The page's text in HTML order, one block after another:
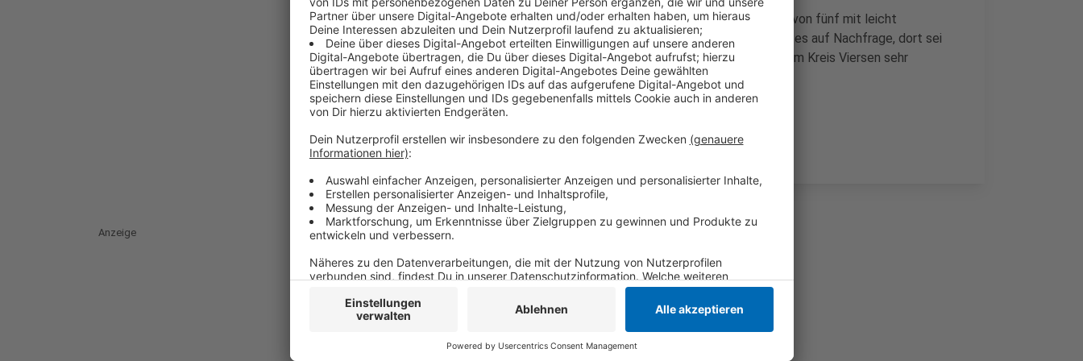
Hier kam es laut Polizei zu acht witterungsbedingten Unfällen, davon fünf mit leicht
verletzten Unfallbeteiligten. Von der Polizei im Kreis Viersen hieß es auf Nachfrage, dort sei
ein Radfahrer verunfallt; ansonsten seien die Verkehrsteilnehmer im Kreis Viersen sehr
besonnen unterwegs gewesen.
Anzeige
Anzeige